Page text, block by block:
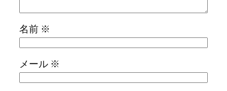
名前 ※
メール ※